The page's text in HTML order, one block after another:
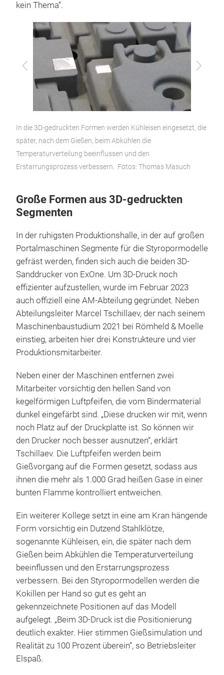
kein Thema“.
Zurück Vor
In die 3D-gedruckten Formen werden Kühleisen eingesetzt, die
später, nach dem Gießen, beim Abkühlen die
Temperaturverteilung beeinflussen und den
Erstarrungsprozess verbessern. Fotos: Thomas Masuch
Große Formen aus 3D-gedruckten
Segmenten
In der ruhigsten Produktionshalle, in der auf großen
Portalmaschinen Segmente für die Styropormodelle
gefräst werden, finden sich auch die beiden 3D-
Sanddrucker von ExOne. Um 3D-Druck noch
effizienter aufzustellen, wurde im Februar 2023
auch offiziell eine AM-Abteilung gegründet. Neben
Abteilungsleiter Marcel Tschillaev, der nach seinem
Maschinenbaustudium 2021 bei Römheld & Moelle
einstieg, arbeiten hier drei Konstrukteure und vier
Produktionsmitarbeiter.
Neben einer der Maschinen entfernen zwei
Mitarbeiter vorsichtig den hellen Sand von
kegelförmigen Luftpfeifen, die vom Bindermaterial
dunkel eingefärbt sind. „Diese drucken wir mit, wenn
noch Platz auf der Druckplatte ist. So können wir
den Drucker noch besser ausnutzen“, erklärt
Tschillaev. Die Luftpfeifen werden beim
Gießvorgang auf die Formen gesetzt, sodass aus
ihnen die mehr als 1.000 Grad heißen Gase in einer
bunten Flamme kontrolliert entweichen.
Ein weiterer Kollege setzt in eine am Kran hängende
Form vorsichtig ein Dutzend Stahlklötze,
sogenannte Kühleisen, ein, die später nach dem
Gießen beim Abkühlen die Temperaturverteilung
beeinflussen und den Erstarrungsprozess
verbessern. Bei den Styropormodellen werden die
Kokillen per Hand so gut es geht an
gekennzeichnete Positionen auf das Modell
aufgelegt. „Beim 3D-Druck ist die Positionierung
deutlich exakter. Hier stimmen Gießsimulation und
Realität zu 100 Prozent überein“, so Betriebsleiter
Elspaß.